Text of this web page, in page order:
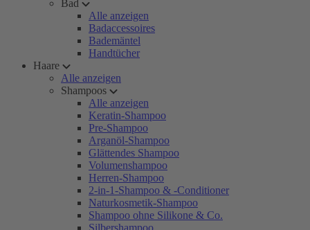
Bad
Alle anzeigen
Badaccessoires
Bademäntel
Handtücher
Haare
Alle anzeigen
Shampoos
Alle anzeigen
Keratin-Shampoo
Pre-Shampoo
Arganöl-Shampoo
Glättendes Shampoo
Volumenshampoo
Herren-Shampoo
2-in-1-Shampoo & -Conditioner
Naturkosmetik-Shampoo
Shampoo ohne Silikone & Co.
Silbershampoo